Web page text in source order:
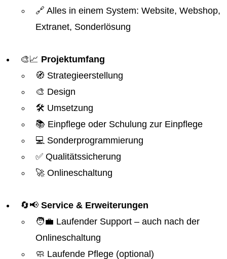
🔗 Alles in einem System: Website, Webshop,
Extranet, Sonderlösung
🎨📈 Projektumfang
🧭 Strategieerstellung
🎨 Design
🛠️ Umsetzung
📚 Einpflege oder Schulung zur Einpflege
💻 Sonderprogrammierung
✅ Qualitätssicherung
🚀 Onlineschaltung
🔄📢 Service & Erweiterungen
🧑‍💼 Laufender Support – auch nach der
Onlineschaltung
🧼 Laufende Pflege (optional)